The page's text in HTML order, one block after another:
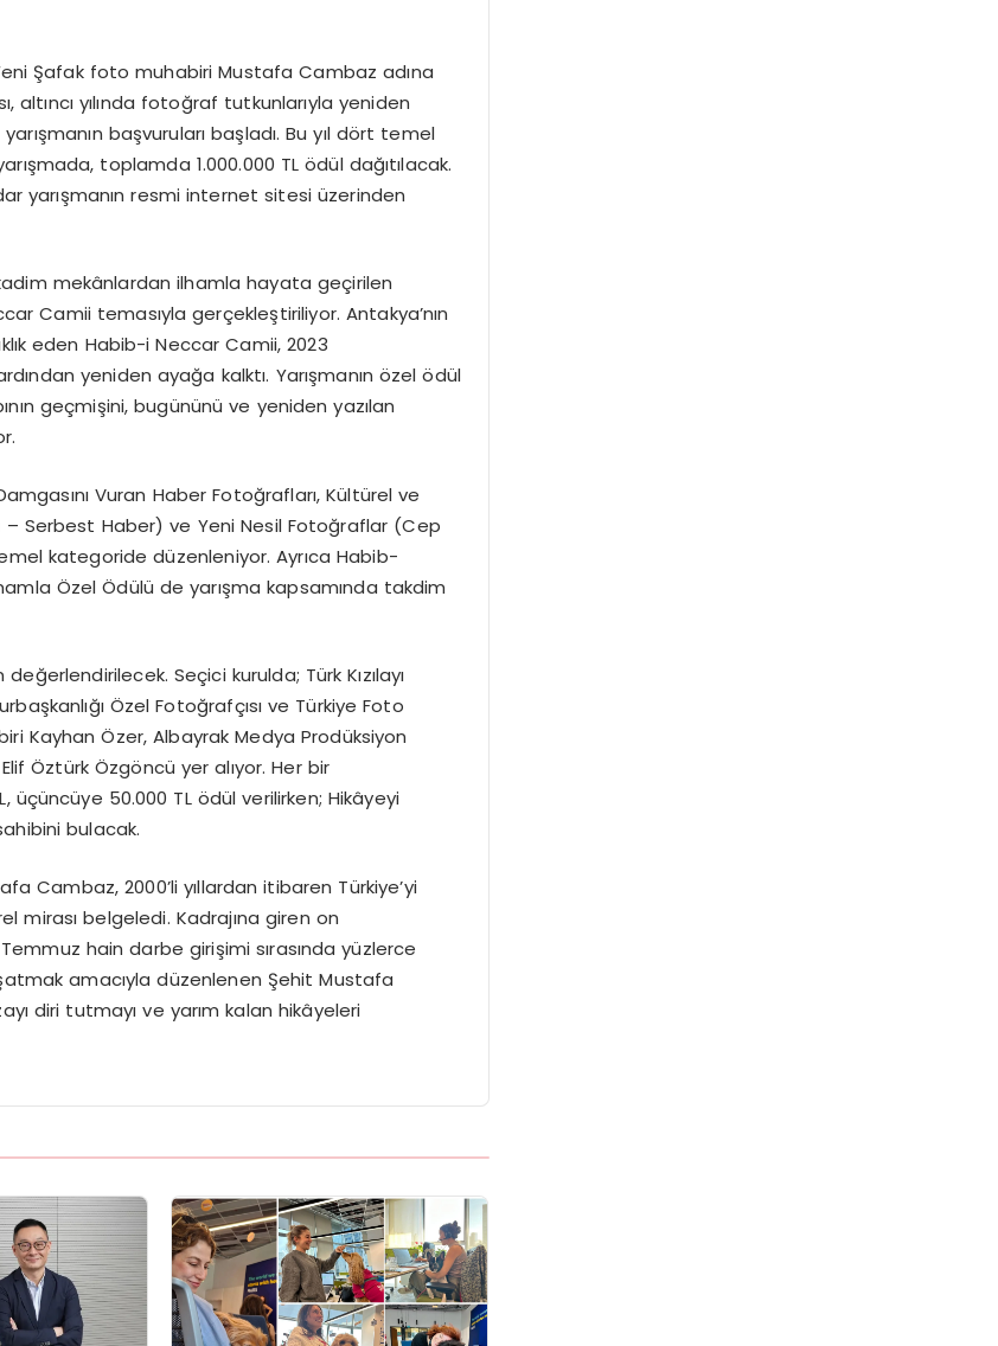
Şafak foto muhabiri Mustafa Cambaz adına
yılında fotoğraf tutkunlarıyla yeniden
başvuruları başladı. Bu yıl dört temel
toplamda 1.000.000 TL ödül dağıtılacak.
yarışmanın resmi internet sitesi üzerinden
mekânlardan ilhamla hayata geçirilen
Camii temasıyla gerçekleştiriliyor. Antakya’nın
eden Habib-i Neccar Camii, 2023
yeniden ayağa kalktı. Yarışmanın özel ödül
geçmişini, bugününü ve yeniden yazılan
Vuran Haber Fotoğrafları, Kültürel ve
Serbest Haber) ve Yeni Nesil Fotoğraflar (Cep
kategoride düzenleniyor. Ayrıca Habib-
Özel Ödülü de yarışma kapsamında takdim
Seçici kurulda; Türk Kızılayı
Özel Fotoğrafçısı ve Türkiye Foto
Kayhan Özer, Albayrak Medya Prodüksiyon
Öztürk Özgöncü yer alıyor. Her bir
üçüncüye 50.000 TL ödül verilirken; Hikâyeyi
bulacak.
Cambaz, 2000’li yıllardan itibaren Türkiye’yi
mirası belgeledi. Kadrajına giren on
hain darbe girişimi sırasında yüzlerce
amacıyla düzenlenen Şehit Mustafa
diri tutmayı ve yarım kalan hikâyeleri